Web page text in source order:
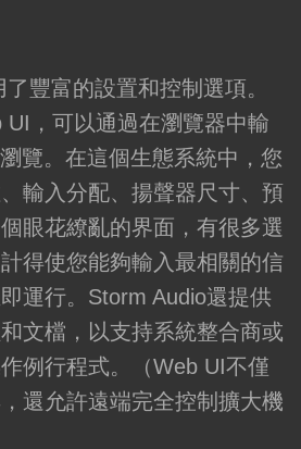
豐富的設置和控制選項。
，可以通過在瀏覽器中輸
覽。在這個生態系統中，您
輸入分配、揚聲器尺寸、預
眼花繚亂的界面，有很多選
得使您能夠輸入最相關的信
運行。Storm Audio還提供
文檔，以支持系統整合商或
例行程式。（Web UI不僅
還允許遠端完全控制擴大機